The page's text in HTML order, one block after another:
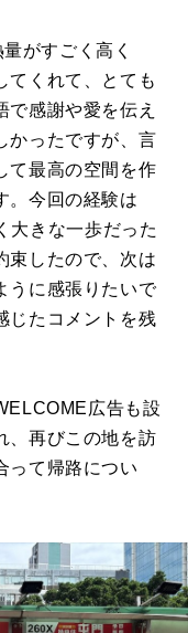
がすごく高く
てくれて、とても
感謝や愛を伝え
かったですが、言
て最高の空間を作
。今回の経験は
大きな一歩だった
束したので、次は
うに感張りたいで
じたコメントを残
広告も設
、再びこの地を訪
って帰路につい